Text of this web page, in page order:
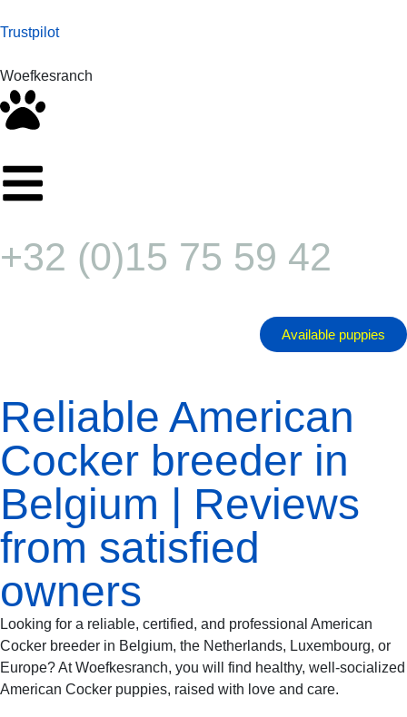
Trustpilot
Woefkesranch
+32 (0)15 75 59 42
Available puppies
Reliable American
Cocker breeder in
Belgium | Reviews
from satisfied
owners
Looking for a reliable, certified, and professional American
Cocker breeder in Belgium, the Netherlands, Luxembourg, or
Europe? At Woefkesranch, you will find healthy, well-socialized
American Cocker puppies, raised with love and care.